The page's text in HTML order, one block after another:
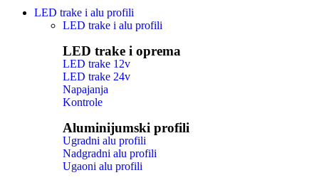
LED trake i alu profili
LED trake i alu profili
LED trake i oprema
LED trake 12v
LED trake 24v
Napajanja
Kontrole
Aluminijumski profili
Ugradni alu profili
Nadgradni alu profili
Ugaoni alu profili